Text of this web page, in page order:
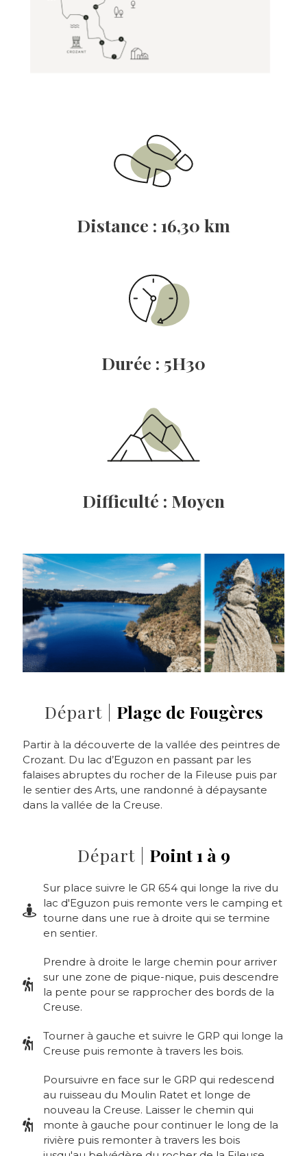
Distance : 16,30 km
Durée : 5H30
Difficulté : Moyen
Départ | Plage de Fougères
Partir à la découverte de la vallée des peintres de
Crozant. Du lac d’Eguzon en passant par les
falaises abruptes du rocher de la Fileuse puis par
le sentier des Arts, une randonné à dépaysante
dans la vallée de la Creuse.
Départ | Point 1 à 9
Sur place suivre le GR 654 qui longe la rive du
lac d'Eguzon puis remonte vers le camping et
tourne dans une rue à droite qui se termine
en sentier.
Prendre à droite le large chemin pour arriver
sur une zone de pique-nique, puis descendre
la pente pour se rapprocher des bords de la
Creuse.
Tourner à gauche et suivre le GRP qui longe la
Creuse puis remonte à travers les bois.
Poursuivre en face sur le GRP qui redescend
au ruisseau du Moulin Ratet et longe de
nouveau la Creuse. Laisser le chemin qui
monte à gauche pour continuer le long de la
rivière puis remonter à travers les bois